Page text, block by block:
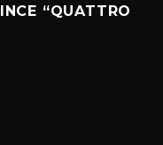
“QUATTRO